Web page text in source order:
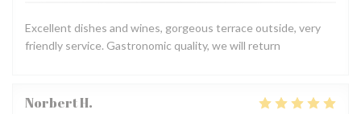
Excellent dishes and wines, gorgeous terrace outside, very
friendly service. Gastronomic quality, we will return
NorbertH